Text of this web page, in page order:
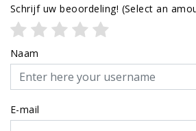
Schrijf uw beoordeling! (Select an
Naam
E-mail